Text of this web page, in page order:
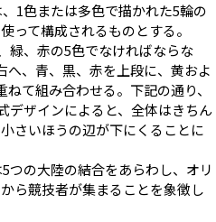
1色または多色で描かれた5輪の
って構成されるものとする。
緑、赤の5色でなければならな
へ、青、黒、赤を上段に、黄およ
て組み合わせる。下記の通り、
デザインによると、全体はきちん
さいほうの辺が下にくることに
つの大陸の結合をあらわし、オリ
ら競技者が集まることを象徴し